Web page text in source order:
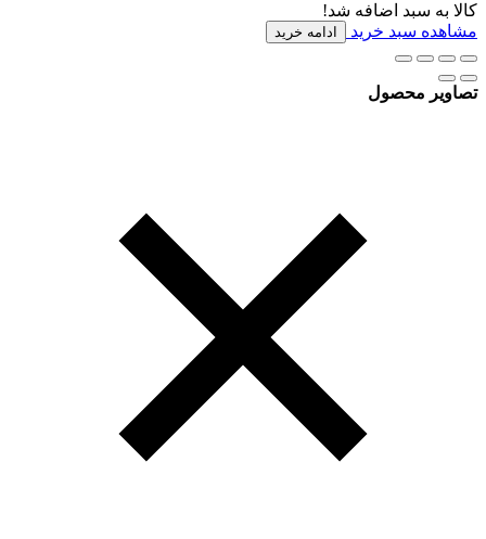
کالا به سبد اضافه شد!
مشاهده سبد خرید
ادامه خرید
تصاویر محصول